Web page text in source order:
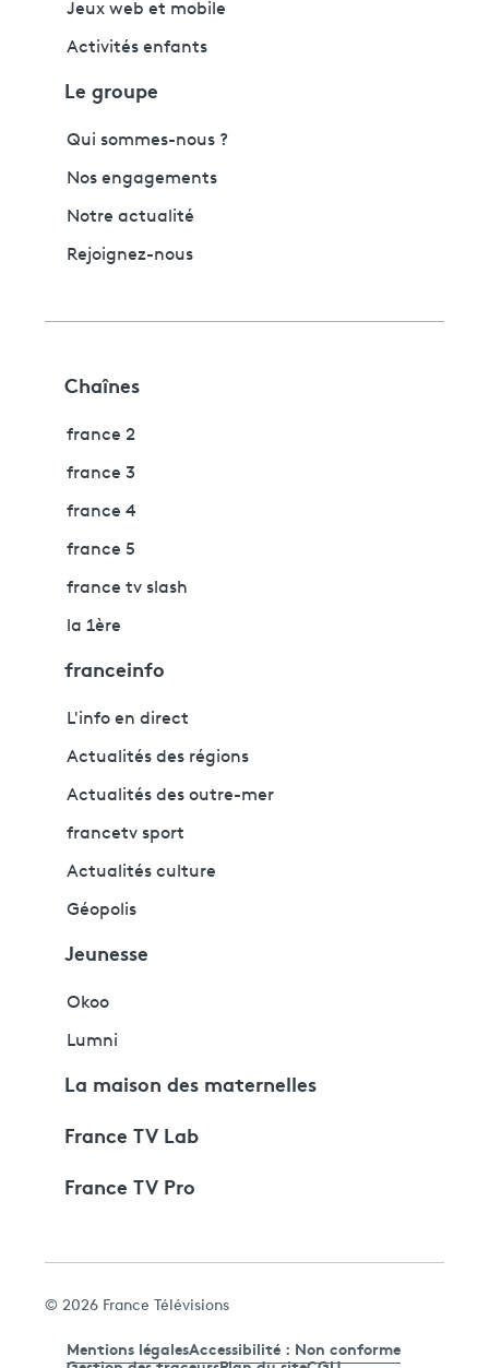
Jeux web et mobile
Activités enfants
Le groupe
Qui sommes-nous ?
Nos engagements
Notre actualité
Rejoignez-nous
Chaînes
france 2
france 3
france 4
france 5
france tv slash
la 1ère
franceinfo
L'info en direct
Actualités des régions
Actualités des outre-mer
francetv sport
Actualités culture
Géopolis
Jeunesse
Okoo
Lumni
La maison des maternelles
France TV Lab
France TV Pro
© 2026 France Télévisions
Mentions légalesAccessibilité : Non conforme